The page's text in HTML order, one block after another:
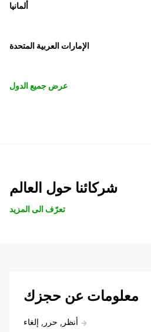
ألمانيا
الإمارات العربية المتحدة
عرض جميع الدول
شركائنا حول العالم
تعرّف الى المزيد
معلومات عن حجزك
أنظر, حرر, إلغاء